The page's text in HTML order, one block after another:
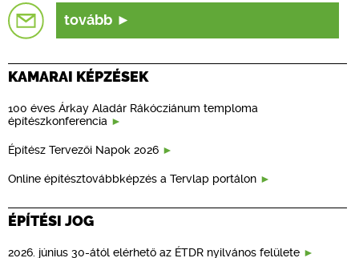
tovább
KAMARAI KÉPZÉSEK
100 éves Árkay Aladár Rákócziánum temploma
építészkonferencia
Építész Tervezői Napok 2026
Online építésztovábbképzés a Tervlap portálon
ÉPÍTÉSI JOG
2026. június 30-ától elérhető az ÉTDR nyilvános felülete